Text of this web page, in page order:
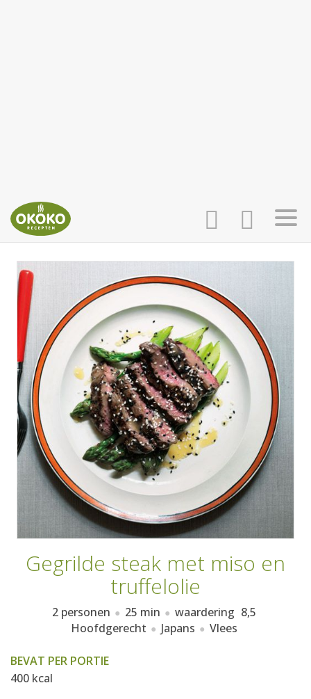
INLOGGEN
AANMELDEN
HOME
RECEPTEN
WEEKMENU'S
KOOKBOEKEN
Gegrilde steak met miso en
truffelolie
2 personen 25 min waardering 8,5
Hoofdgerecht
Japans Vlees
BEVAT PER PORTIE
400 kcal